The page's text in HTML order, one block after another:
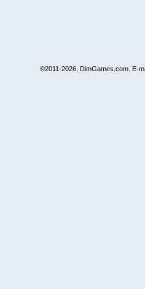
©2011-2026, DimGames.com. E-